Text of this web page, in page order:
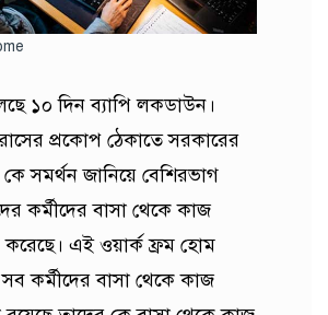
১০ দিন ব্যাপি লকডাউন।
প্রকোপ ঠেকাতে সরকারের
সমর্থন জানিয়ে বেশিরভাগ
কর্মীদের বাসা থেকে কাজ
করেছে। এই ওয়ার্ক ফ্রম হোম
কর্মীদের বাসা থেকে কাজ